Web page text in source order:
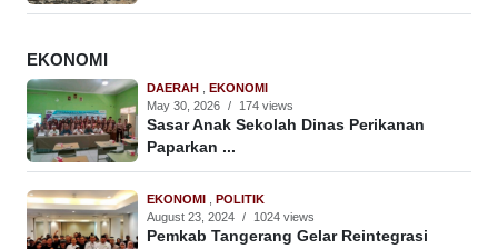
EKONOMI
DAERAH
EKONOMI
May 30, 2026 / 174 views
Sasar Anak Sekolah Dinas Perikanan
Paparkan ...
EKONOMI
POLITIK
August 23, 2024 / 1024 views
Pemkab Tangerang Gelar Reintegrasi